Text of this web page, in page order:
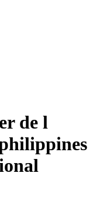
de l